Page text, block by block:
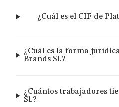
¿Cuál es el CIF de
¿Cuál es la forma
Brands Sl.?
¿Cuántos trabajadores
Sl.?